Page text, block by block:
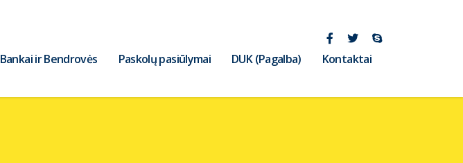
Bankai ir Bendrovės Paskolų pasiūlymai DUK (Pagalba) Kontaktai